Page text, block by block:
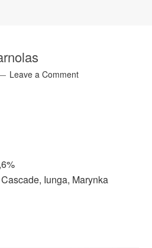
Leave a Comment
Iunga, Marynka